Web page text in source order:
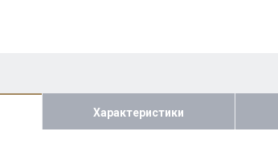
Характеристики